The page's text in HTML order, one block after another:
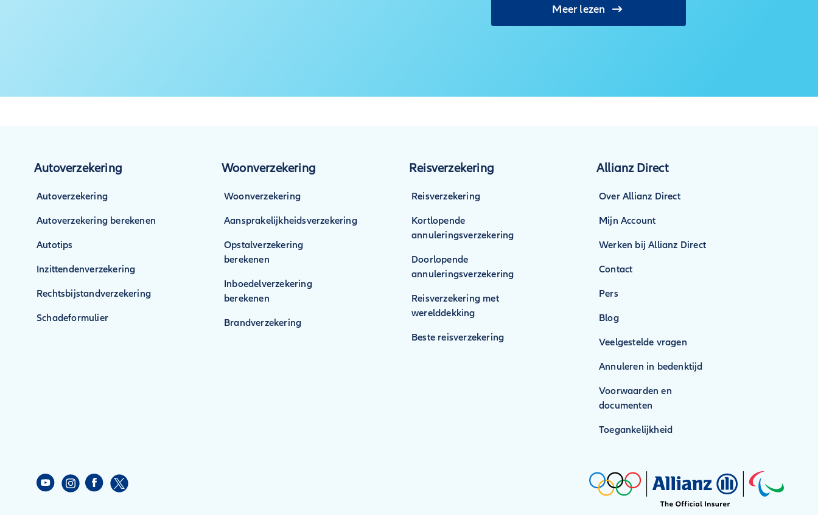
Meer lezen
Autoverzekering
Autoverzekering
Autoverzekering berekenen
Autotips
Inzittendenverzekering
Rechtsbijstandverzekering
Schadeformulier
Woonverzekering
Woonverzekering
Aansprakelijkheidsverzekering
Opstalverzekering
berekenen
Inboedelverzekering
berekenen
Brandverzekering
Reisverzekering
Reisverzekering
Kortlopende
annuleringsverzekering
Doorlopende
annuleringsverzekering
Reisverzekering met
werelddekking
Beste reisverzekering
Allianz Direct
Over Allianz Direct
Mijn Account
Werken bij Allianz Direct
Contact
Pers
Blog
Veelgestelde vragen
Annuleren in bedenktijd
Voorwaarden en
documenten
Toegankelijkheid